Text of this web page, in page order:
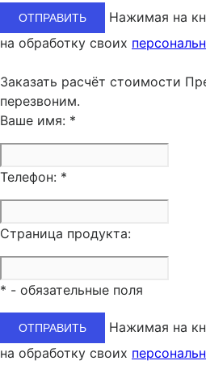
Нажимая на
на обработку своих
Заказать расчёт стоимости
перезвоним.
Ваше имя: *
Телефон: *
Страница продукта:
* - обязательные поля
Нажимая на
на обработку своих